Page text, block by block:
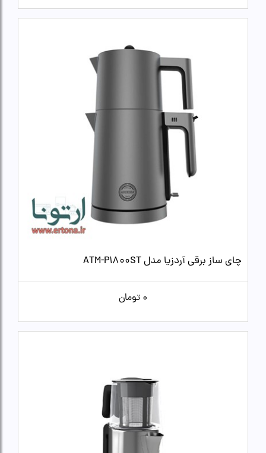
چای ساز برقی آردزیا مدل ATM-P1800ST
0 تومان